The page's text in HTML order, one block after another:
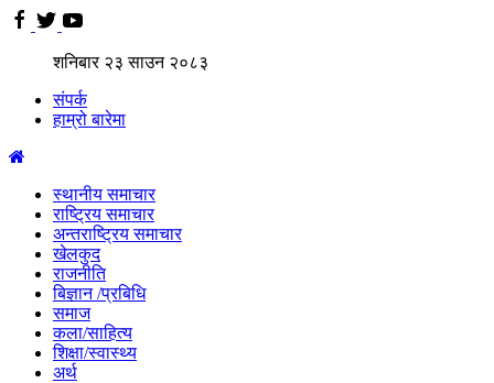
शनिबार २३साउन २०८३
संपर्क
हाम्रो बारेमा
स्थानीय समाचार
राष्ट्रिय समाचार
अन्तराष्ट्रिय समाचार
खेलकुद
राजनीति
बिज्ञान /प्रबिधि
समाज
कला/साहित्य
शिक्षा/स्वास्थ्य
अर्थ